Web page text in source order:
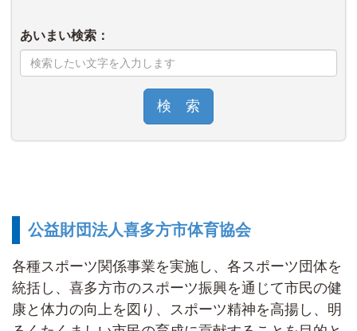
あいまい検索：
検 索
公益財団法人喜多方市体育協会
各種スポーツ関係事業を実施し、各スポーツ団体を
統括し、喜多方市のスポーツ振興を通じて市民の健
康と体力の向上を図り、スポーツ精神を高揚し、明